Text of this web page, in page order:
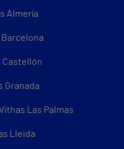
Almería
Castellón
Granada
Las Palmas
Lleida